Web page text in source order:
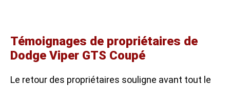
Témoignages de propriétaires de
Dodge Viper GTS Coupé
Le retour des propriétaires souligne avant tout le